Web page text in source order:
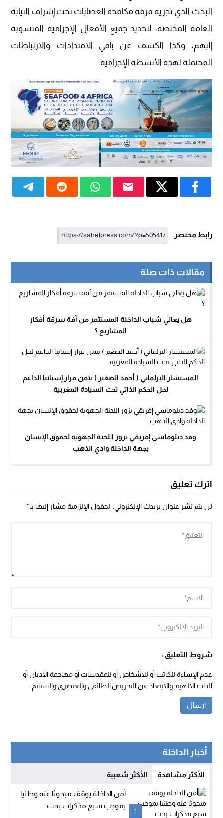
البحث الذي تجريه فرقة مكافحة العصابات تحت إشراف النيابة
العامة المختصة، لتحديد جميع الأفعال الإجرامية المنسوبة
إليهم، وكذا الكشف عن باقي الامتدادات والارتباطات
المحتملة لهذه الأنشطة الإجرامية.
رابط مختصر
مقالات ذات صلة
هل يعاني شباب الداخلة المستثمر من آفة سرقة أفكار
المشاريع ؟
المستشار البرلماني ( أحمد الصغير ) يثمن قرار إسبانيا الداعم
لحل الحكم الذاتي تحت السيادة المغربية
وفد دبلوماسي إفريقي يزور اللجنة الجهوية لحقوق الإنسان
بجهة الداخلة وادي الذهب
اترك تعليق
لن يتم نشر عنوان بريدك الإلكتروني. الحقول الإلزامية مشار إليها بـ*
شروط التعليق :
عدم الإساءة للكاتب أو للأشخاص أو للمقدسات أو مهاجمة الأديان أو
الذات الالهية. والابتعاد عن التحريض الطائفي والعنصري والشتائم.
أخبار الداخلة
الأكثر مشاهدة الأكثر شعبية
1
أمن الداخلة يوقف مبحوثا عنه وطنيا
بموجب سبع مذكرات بحث